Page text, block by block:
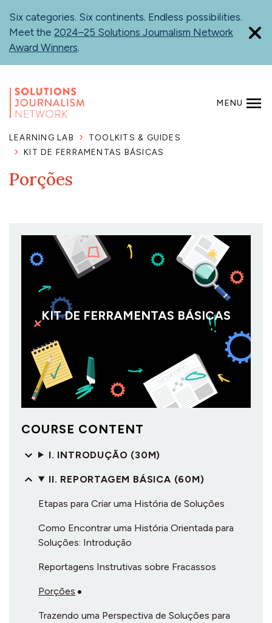
main
content
Six categories. Six continents. Endless possibilities.
Meet the 2024–25 Solutions Journalism Network
Award Winners.
MENU
LEARNING LAB
TOOLKITS & GUIDES
KIT DE FERRAMENTAS BÁSICAS
Porções
KIT DE FERRAMENTAS BÁSICAS
COURSE CONTENT
I. INTRODUÇÃO (30M)
II. REPORTAGEM BÁSICA (60M)
Etapas para Criar uma História de Soluções
Como Encontrar uma História Orientada para
Soluções: Introdução
Reportagens Instrutivas sobre Fracassos
Porções
Trazendo uma Perspectiva de Soluções para